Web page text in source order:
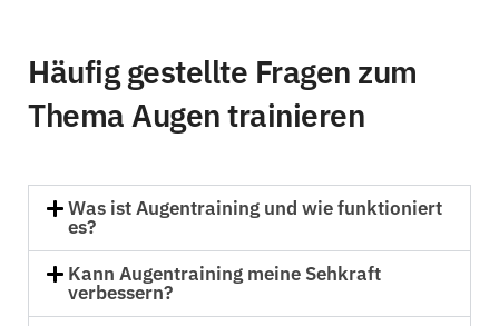
Häufig gestellte Fragen zum
Thema Augen trainieren
Was ist Augentraining und wie funktioniert
es?
Kann Augentraining meine Sehkraft
verbessern?